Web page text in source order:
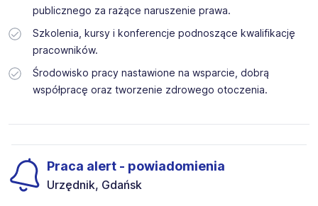
publicznego za rażące naruszenie prawa.
Szkolenia, kursy i konferencje podnoszące kwalifikację
pracowników.
Środowisko pracy nastawione na wsparcie, dobrą
współpracę oraz tworzenie zdrowego otoczenia.
Praca alert - powiadomienia
Urzędnik, Gdańsk